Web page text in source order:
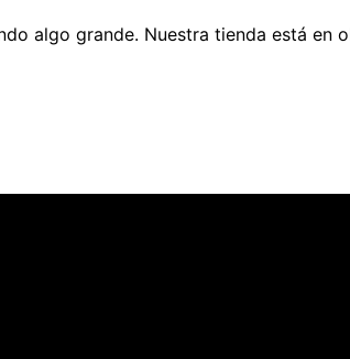
algo grande. Nuestra tienda está en